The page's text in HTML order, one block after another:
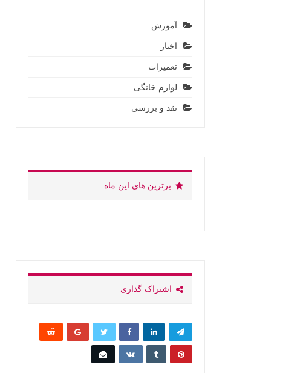
آموزش
اخبار
تعمیرات
لوارم خانگی
نقد و بررسی
برترین های این ماه
اشتراک گذاری